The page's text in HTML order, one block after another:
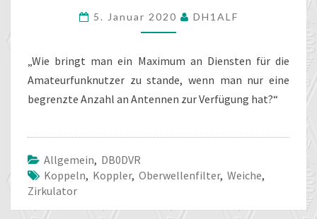
WEICHE
AUF
ANTENNE
5. Januar 2020 DH1ALF
„Wie bringt man ein Maximum an Diensten für die
Amateurfunknutzer zu stande, wenn man nur eine
begrenzte Anzahl an Antennen zur Verfügung hat?“
Allgemein, DB0DVR
Koppeln, Koppler, Oberwellenfilter, Weiche,
Zirkulator